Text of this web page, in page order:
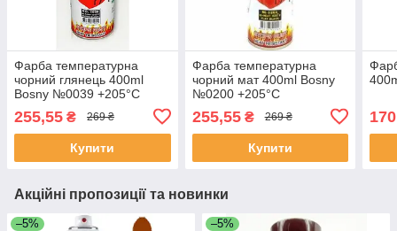
Фарба температурна
чорний глянець 400ml
Bosny №0039 +205°С
255,55 ₴ 269 ₴
Купити
Фарба температурна
чорний мат 400ml Bosny
№0200 +205°С
255,55₴ 269 ₴
Купити
Акційні пропозиції та новинки
–5% –5%